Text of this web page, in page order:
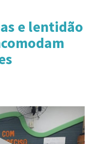
e lentidão